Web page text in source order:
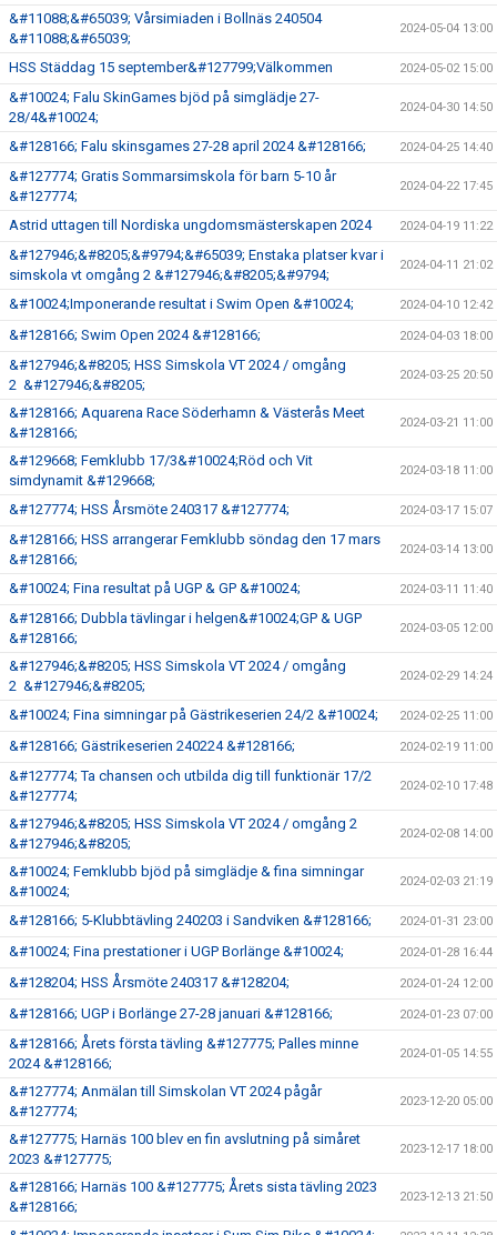
&#11088;&#65039; Vårsimiaden i Bollnäs 240504
&#11088;&#65039;
2024-05-04 13:00
HSS Städdag 15 september&#127799;Välkommen 2024-05-02 15:00
&#10024; Falu SkinGames bjöd på simglädje 27-
28/4&#10024;
2024-04-30 14:50
&#128166; Falu skinsgames 27-28 april 2024 &#128166; 2024-04-25 14:40
&#127774; Gratis Sommarsimskola för barn 5-10 år
&#127774;
2024-04-22 17:45
Astrid uttagen till Nordiska ungdomsmästerskapen 2024 2024-04-19 11:22
&#127946;&#8205;&#9794;&#65039; Enstaka platser kvar i
simskola vt omgång 2 &#127946;&#8205;&#9794;
2024-04-11 21:02
&#10024;Imponerande resultat i Swim Open &#10024; 2024-04-10 12:42
&#128166; Swim Open 2024 &#128166; 2024-04-03 18:00
&#127946;&#8205; HSS Simskola VT 2024 / omgång
2 &#127946;&#8205;
2024-03-25 20:50
&#128166; Aquarena Race Söderhamn & Västerås Meet
&#128166;
2024-03-21 11:00
&#129668; Femklubb 17/3&#10024;Röd och Vit
simdynamit &#129668;
2024-03-18 11:00
&#127774; HSS Årsmöte 240317 &#127774; 2024-03-17 15:07
&#128166; HSS arrangerar Femklubb söndag den 17 mars
&#128166;
2024-03-14 13:00
&#10024; Fina resultat på UGP & GP &#10024; 2024-03-11 11:40
&#128166; Dubbla tävlingar i helgen&#10024;GP & UGP
&#128166;
2024-03-05 12:00
&#127946;&#8205; HSS Simskola VT 2024 / omgång
2 &#127946;&#8205;
2024-02-29 14:24
&#10024; Fina simningar på Gästrikeserien 24/2 &#10024; 2024-02-25 11:00
&#128166; Gästrikeserien 240224 &#128166; 2024-02-19 11:00
&#127774; Ta chansen och utbilda dig till funktionär 17/2
&#127774;
2024-02-10 17:48
&#127946;&#8205; HSS Simskola VT 2024 / omgång 2
&#127946;&#8205;
2024-02-08 14:00
&#10024; Femklubb bjöd på simglädje & fina simningar
&#10024;
2024-02-03 21:19
&#128166; 5-Klubbtävling 240203 i Sandviken &#128166; 2024-01-31 23:00
&#10024; Fina prestationer i UGP Borlänge &#10024; 2024-01-28 16:44
&#128204; HSS Årsmöte 240317 &#128204; 2024-01-24 12:00
&#128166; UGP i Borlänge 27-28 januari &#128166; 2024-01-23 07:00
&#128166; Årets första tävling &#127775; Palles minne
2024 &#128166;
2024-01-05 14:55
&#127774; Anmälan till Simskolan VT 2024 pågår
&#127774;
2023-12-20 05:00
&#127775; Harnäs 100 blev en fin avslutning på simåret
2023 &#127775;
2023-12-17 18:00
&#128166; Harnäs 100 &#127775; Årets sista tävling 2023
&#128166;
2023-12-13 21:50